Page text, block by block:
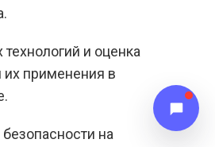
и оценка
применения в
на